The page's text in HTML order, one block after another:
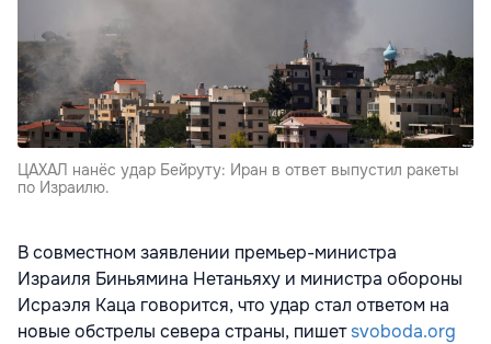
ЦАХАЛ нанёс удар Бейруту: Иран в ответ выпустил ракеты
по Израилю.
В совместном заявлении премьер-министра
Израиля Биньямина Нетаньяху и министра обороны
Исраэля Каца говорится, что удар стал ответом на
новые обстрелы севера страны, пишетsvoboda.org